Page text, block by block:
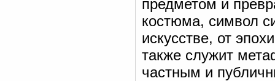
предметом и
костюма, символ
искусстве, от
также служит
частным и